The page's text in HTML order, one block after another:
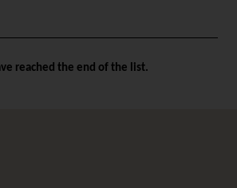
reached the end of the list.